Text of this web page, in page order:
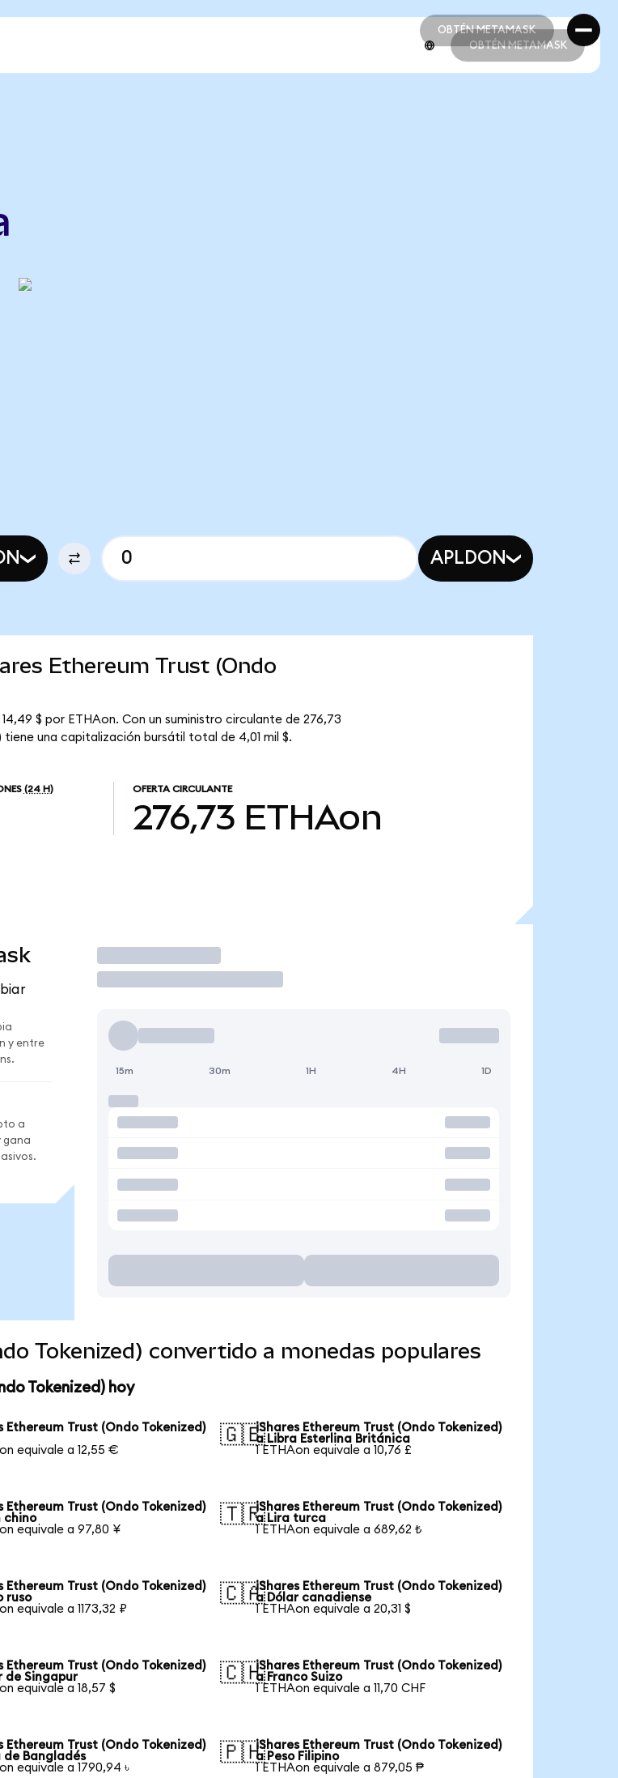
OBTÉN METAMASK
OBTÉN METAMASK
OBTÉN METAMASK
APLDON
Ethereum Trust (Ondo
$ por ETHAon. Con un suministro circulante de 276,73
tiene una capitalización bursátil total de 4,01 mil $.
(24 H) OFERTA CIRCULANTE
276,73 ETHAon
y entre
a
gana
Operar
15m 30m 1H 4H 1D
Tokenized) convertido a monedas populares
Tokenized) hoy
Ethereum Trust (Ondo Tokenized)
equivale a 12,55 €
🇬🇧iShares Ethereum Trust (Ondo Tokenized)
a Libra Esterlina Británica
1 ETHAon equivale a 10,76 £
Ethereum Trust (Ondo Tokenized)
chino
equivale a 97,80 ¥
🇹🇷iShares Ethereum Trust (Ondo Tokenized)
a Lira turca
1 ETHAon equivale a 689,62 ₺
Ethereum Trust (Ondo Tokenized)
ruso
equivale a 1173,32 ₽
🇨🇦iShares Ethereum Trust (Ondo Tokenized)
a Dólar canadiense
1 ETHAon equivale a 20,31 $
Ethereum Trust (Ondo Tokenized)
de Singapur
equivale a 18,57 $
🇨🇭iShares Ethereum Trust (Ondo Tokenized)
a Franco Suizo
1 ETHAon equivale a 11,70 CHF
Ethereum Trust (Ondo Tokenized)
de Bangladés
equivale a 1790,94 ৳
🇵🇭iShares Ethereum Trust (Ondo Tokenized)
a Peso Filipino
1 ETHAon equivale a 879,05 ₱